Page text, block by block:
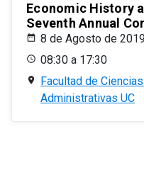
Economic History
Seventh Annual
8 de Agosto de
08:30 a 17:30
Facultad de
Administrativas UC